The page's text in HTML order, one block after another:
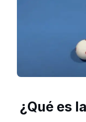
¿Qué es